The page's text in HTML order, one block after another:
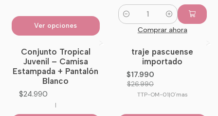
Ver opciones
Cantidad
Comprar ahora
Conjunto Tropical
Juvenil – Camisa
Estampada + Pantalón
Blanco
$24.990
|
-33%OFF
traje pascuense
importado
$17.990
$26.990
TTP-OM-01|O´mas